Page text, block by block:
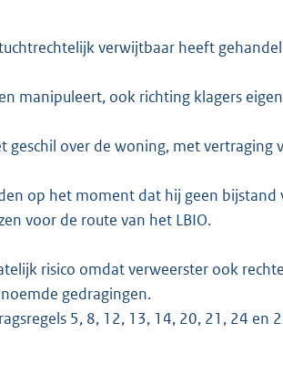
verwijtbaar heeft
ook richting klagers
over de woning, met vertraging
op het moment dat hij geen bijstand
voor de route van het LBIO.
risico omdat verweerster ook
gedragingen.
5, 8, 12, 13, 14, 20, 21, 24 en